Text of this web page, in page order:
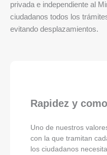
privada e independiente al
ciudadanos todos los
evitando desplazamientos.
Rapidez y
Uno de nuestros
con la que tramitan
los ciudadanos